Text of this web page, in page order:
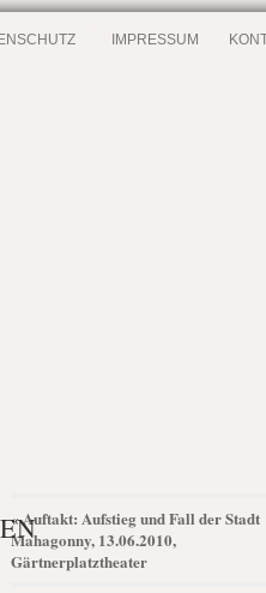
IMPRESSUM
«Auftakt: Aufstieg und Fall der Stadt
Mahagonny, 13.06.2010,
Gärtnerplatztheater